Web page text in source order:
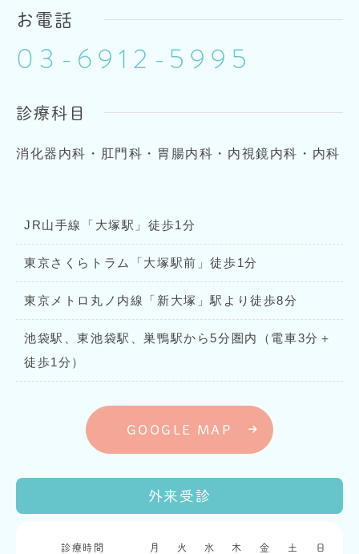
お電話
03-6912-5995
診療科目
消化器内科・肛門科・胃腸内科・内視鏡内科・内科
JR山手線「大塚駅」徒歩1分
東京さくらトラム「大塚駅前」徒歩1分
東京メトロ丸ノ内線「新大塚」駅より徒歩8分
池袋駅、東池袋駅、巣鴨駅から5分圏内（電車3分＋
徒歩1分）
GOOGLE MAP
外来受診
診療時間 月 火 水 木 金 土 日